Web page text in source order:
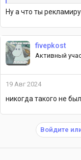
Ну а что ты
fivepkost
Активный
19 Авг 2024
никогда такого не
Войдите